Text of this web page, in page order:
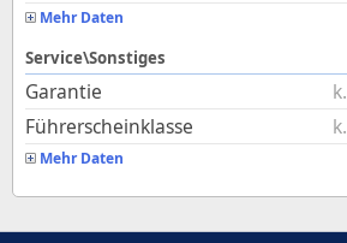
Mehr Daten
Service\Sonstiges
Garantie
Führerscheinklasse
Mehr Daten